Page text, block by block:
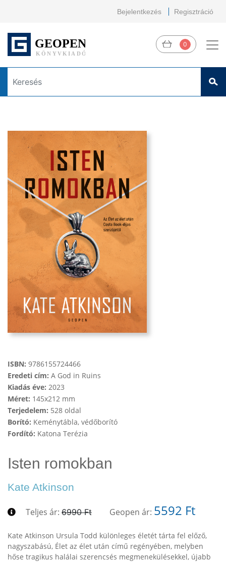
Bejelentkezés Regisztráció
0
ISBN: 9786155724466
Eredeti cím: A God in Ruins
Kiadás éve: 2023
Méret: 145x212 mm
Terjedelem: 528 oldal
Borító: Keménytábla, védőborító
Fordító: Katona Terézia
Isten romokban
Kate Atkinson
Teljes ár: 6990 Ft Geopen ár: 5592 Ft
Kate Atkinson Ursula Todd különleges életét tárta fel előző,
nagyszabású, Élet az élet után című regényében, melyben
hőse tragikus halálai szerencsés megmenekülésekkel, újabb